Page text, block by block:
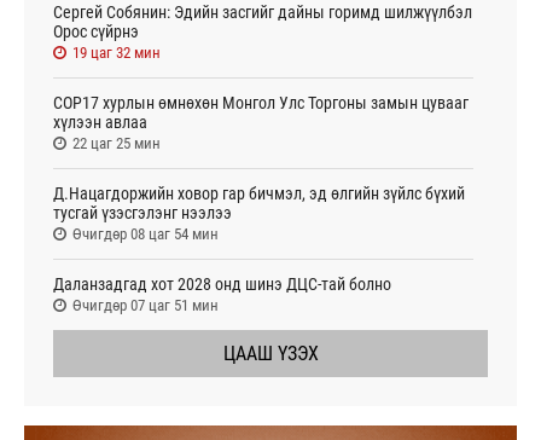
Сергей Собянин: Эдийн засгийг дайны горимд шилжүүлбэл
Орос сүйрнэ
19 цаг 32 мин
COP17 хурлын өмнөхөн Монгол Улс Торгоны замын цувааг
хүлээн авлаа
22 цаг 25 мин
Д.Нацагдоржийн ховор гар бичмэл, эд өлгийн зүйлс бүхий
тусгай үзэсгэлэнг нээлээ
Өчигдөр 08 цаг 54 мин
Даланзадгад хот 2028 онд шинэ ДЦС-тай болно
Өчигдөр 07 цаг 51 мин
ЦААШ ҮЗЭХ